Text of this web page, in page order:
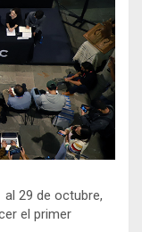
al 29 de octubre,
el primer